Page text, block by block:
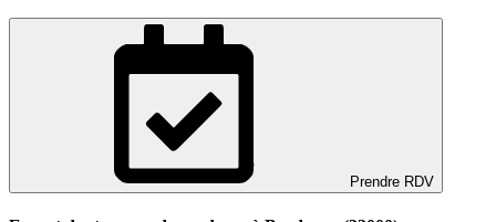
Prendre RDV